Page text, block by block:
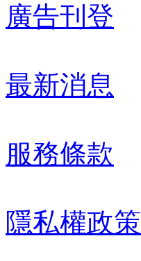
廣告刊登
最新消息
服務條款
隱私權政策